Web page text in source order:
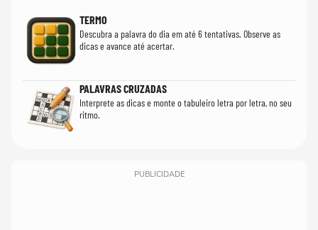
TERMO
Descubra a palavra do dia em até 6 tentativas. Observe as
dicas e avance até acertar.
PALAVRAS CRUZADAS
Interprete as dicas e monte o tabuleiro letra por letra, no seu
ritmo.
PUBLICIDADE